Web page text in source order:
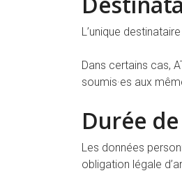
L’unique
Dans certains cas,
soumis·es aux
Durée
Les données
obligation légale